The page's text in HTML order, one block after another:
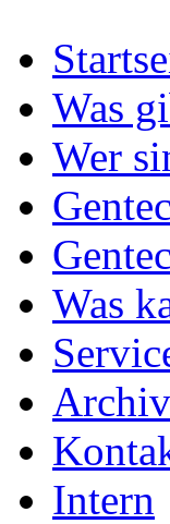
Was
Wer
Was
Archiv
Intern